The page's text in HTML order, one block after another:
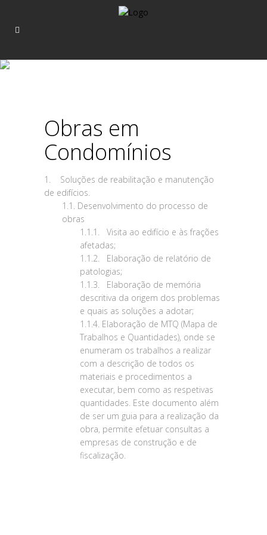
Obras em
Condomínios
1. Soluções de reabilitação e manutenção
de edifícios.
1.1. Desenvolvimento do processo de
obras
1.1.1. Visita ao edifício e às frações
afetadas;
1.1.2. Elaboração de relatório de
patologias;
1.1.3. Elaboração de memória
descritiva da origem dos problemas
e quais as soluções a adotar;
1.1.4. Elaboração de MTQ (Mapa de
Trabalhos e Quantidades), onde se
enumeram os trabalhos a realizar
com a descrição de todos os
materiais e procedimentos a
executar, bem como as respetivas
quantidades. Este documento além
de ser um guia para a realização da
obra, permite efetuar consultas a
empresas de construção e de
fiscalização.